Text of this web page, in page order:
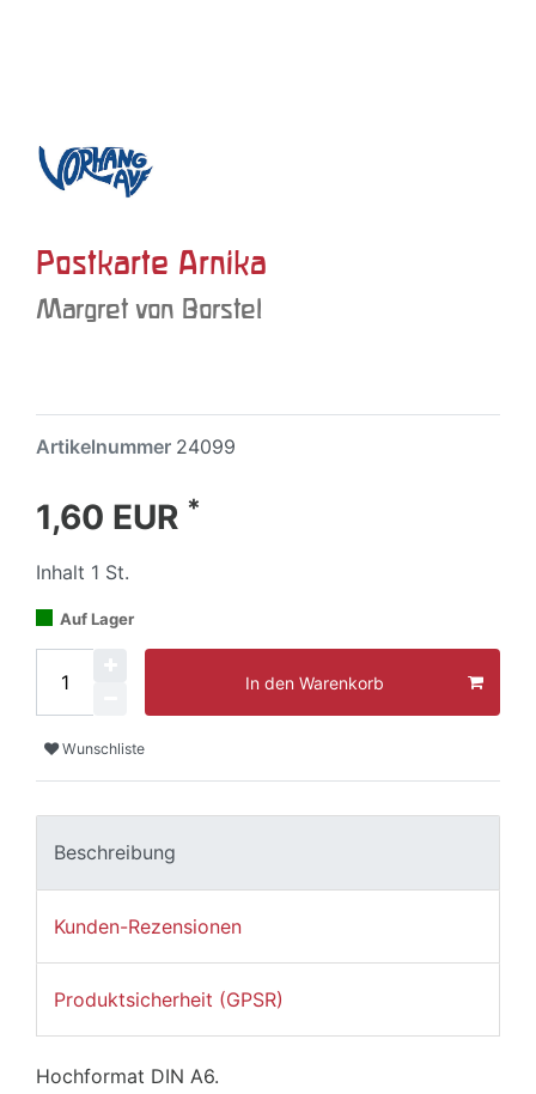
Postkarte Arnika
Margret von Borstel
Artikelnummer 24099
1,60 EUR *
Inhalt 1 St.
Auf Lager
In den Warenkorb
Wunschliste
Beschreibung
Kunden-Rezensionen
Produktsicherheit (GPSR)
Hochformat DIN A6.